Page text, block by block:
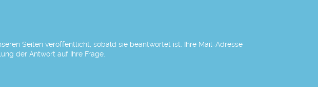
Seiten veröffentlicht, sobald sie beantwortet ist. Ihre Mail-Adresse
der Antwort auf Ihre Frage.